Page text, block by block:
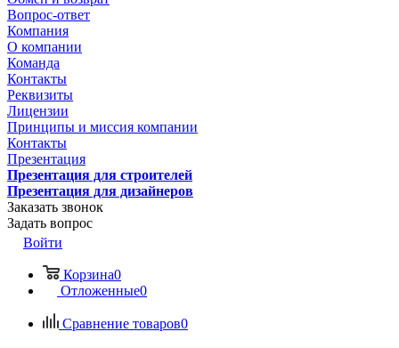
Вопрос-ответ
Компания
О компании
Команда
Контакты
Реквизиты
Лицензии
Принципы и миссия компании
Контакты
Презентация
Презентация для строителей
Презентация для дизайнеров
Заказать звонок
Задать вопрос
Войти
Корзина0
Отложенные0
Сравнение товаров0